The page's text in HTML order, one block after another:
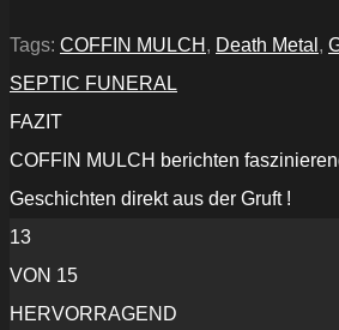
YouTube
anzeigen
Tags: COFFIN MULCH , Death Metal ,
SEPTIC FUNERAL
FAZIT
COFFIN MULCH berichten
Geschichten direkt aus der Gruft !
13
VON 15
HERVORRAGEND